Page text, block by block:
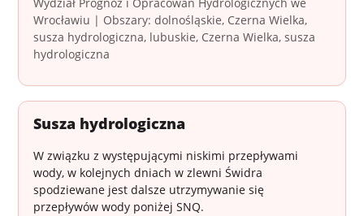
Wrocławiu | Obszary: dolnośląskie, Czerna Wielka,
susza hydrologiczna, lubuskie, Czerna Wielka, susza
hydrologiczna
Susza hydrologiczna
W związku z występującymi niskimi przepływami
wody, w kolejnych dniach w zlewni Świdra
spodziewane jest dalsze utrzymywanie się
przepływów wody poniżej SNQ.